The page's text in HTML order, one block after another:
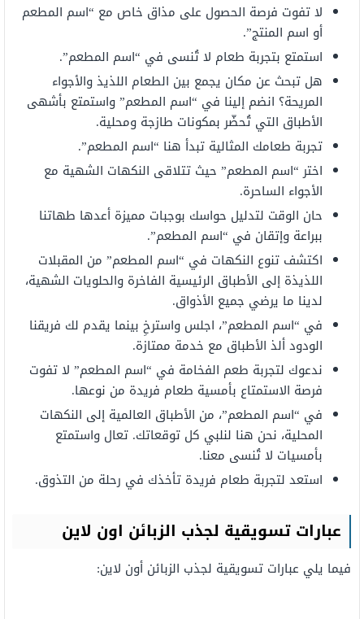
لا تفوت فرصة الحصول على مذاق خاص مع “اسم المطعم
أو اسم المنتج”.
استمتع بتجربة طعام لا تُنسى في “اسم المطعم”.
هل تبحث عن مكان يجمع بين الطعام اللذيذ والأجواء
المريحة؟ انضم إلينا في “اسم المطعم” واستمتع بأشهى
الأطباق التي تُحضّر بمكونات طازجة ومحلية.
تجربة طعامك المثالية تبدأ هنا “اسم المطعم”.
اختر “اسم المطعم” حيث تتلاقى النكهات الشهية مع
الأجواء الساحرة.
حان الوقت لتدليل حواسك بوجبات مميزة أعدها طهاتنا
ببراعة وإتقان في “اسم المطعم”.
اكتشف تنوع النكهات في “اسم المطعم” من المقبلات
اللذيذة إلى الأطباق الرئيسية الفاخرة والحلويات الشهية،
لدينا ما يرضي جميع الأذواق.
في “اسم المطعم”، اجلس واسترخِ بينما يقدم لك فريقنا
الودود ألذ الأطباق مع خدمة ممتازة.
ندعوك لتجربة طعم الفخامة في “اسم المطعم” لا تفوت
فرصة الاستمتاع بأمسية طعام فريدة من نوعها.
في “اسم المطعم”، من الأطباق العالمية إلى النكهات
المحلية، نحن هنا لنلبي كل توقعاتك. تعال واستمتع
بأمسيات لا تُنسى معنا.
استعد لتجربة طعام فريدة تأخذك في رحلة من التذوق.
عبارات تسويقية لجذب الزبائن اون لاين
فيما يلي عبارات تسويقية لجذب الزبائن أون لاين: